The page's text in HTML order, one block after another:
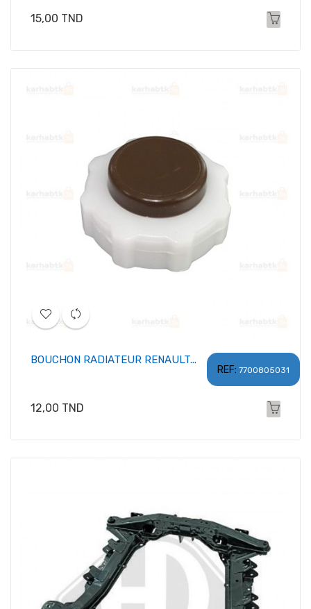
Prix
15,00 TND
REF: 7700805031
BOUCHON RADIATEUR RENAULT...
Prix
12,00 TND